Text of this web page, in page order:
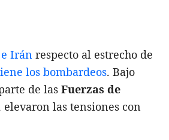
Irán respecto al estrecho de
los bombardeos. Bajo
de las Fuerzas de
elevaron las tensiones con